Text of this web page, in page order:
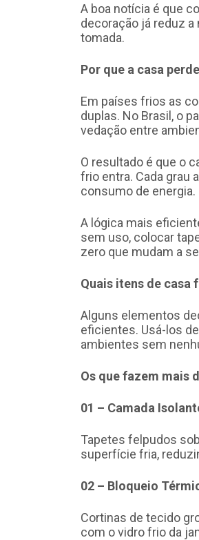
A boa notícia é que
decoração já reduz
tomada.
Por que a casa
Em países frios as
duplas. No Brasil, o
vedação entre
O resultado é que o
frio entra. Cada grau
consumo de energia.
A lógica mais
sem uso, colocar
zero que mudam a
Quais itens de
Alguns elementos
eficientes. Usá-los
ambientes sem
Os que fazem mais
01 – Camada
Tapetes felpudos
superfície fria,
02 – Bloqueio
Cortinas de tecido
com o vidro frio da